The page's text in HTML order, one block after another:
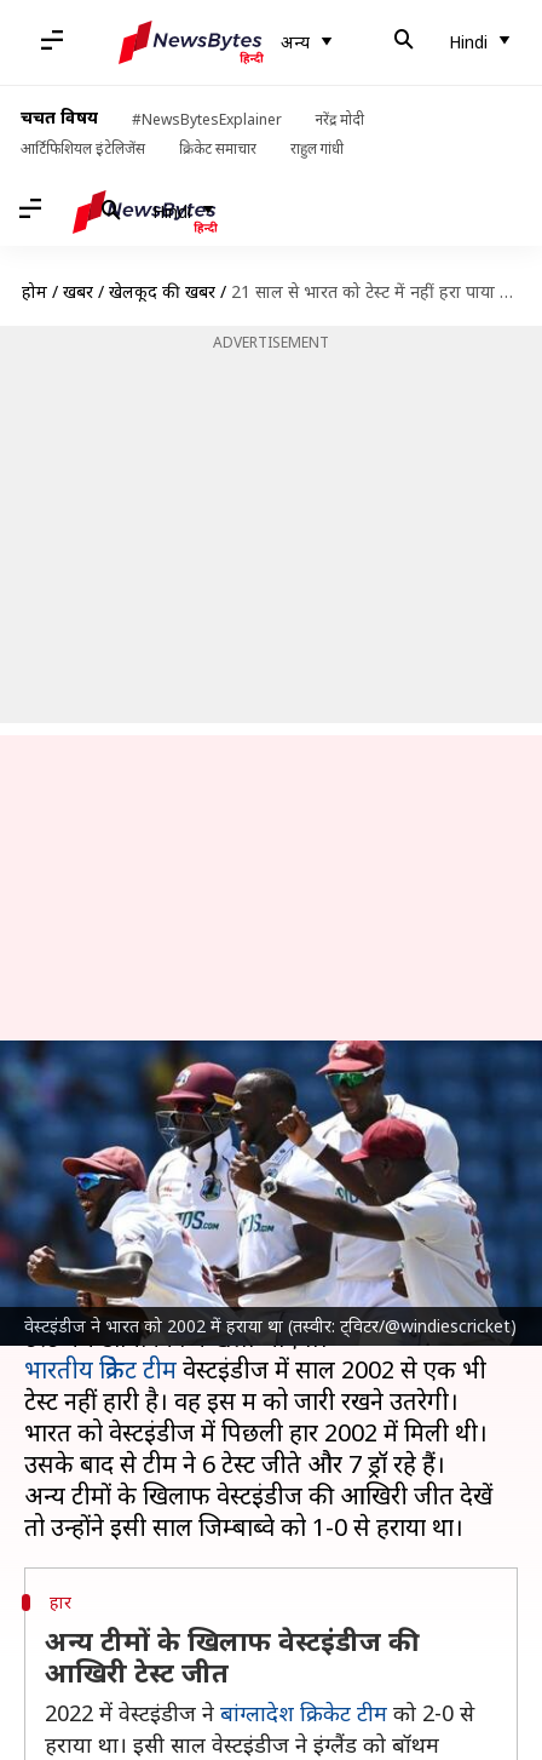
अन्य Hindi
चर्चित विषय #NewsBytesExplainer
नरेंद्र मोदी
आर्टिफिशियल इंटेलिजेंस
क्रिकेट समाचार राहुल गांधी
Hindi
होम / खबरें / खेलकूद की खबरें / 21 साल से भारत को टेस्ट में नहीं हरा पाया वेस्टइंडीज, जानिए अन्य टीमों का रिकॉर्ड
ADVERTISEMENT
वेस्टइंडीज ने भारत को 2002 में हराया था (तस्वीर: ट्विटर/@windiescricket)
21 साल से भारत को टेस्ट में नहीं हरा
पाया वेस्टइंडीज, जानिए अन्य टीमों
का रिकॉर्ड
लेखन रजत गुप्ता Jul 12, 2023 12:41 pm
क्या है खबर?
भारत औरवेस्टइंडीज क्रिकेट टीमके बीच आज से पहला
भारतीय क्रिकेट टीमवेस्टइंडीज में साल 2002 से एक भी
टेस्ट नहीं हारी है। वह इस क्रम को जारी रखने उतरेगी।
भारत को वेस्टइंडीज में पिछली हार 2002 में मिली थी।
उसके बाद से टीम ने 6 टेस्ट जीते और 7 ड्रॉ रहे हैं।
अन्य टीमों के खिलाफ वेस्टइंडीज की आखिरी जीत देखें
हार
अन्य टीमों के खिलाफ वेस्टइंडीज की
आखिरी टेस्ट जीत
2022 में वेस्टइंडीज ने बांग्लादेश क्रिकेट टीम को 2-0 से
हराया था। इसी साल वेस्टइंडीज ने इंग्लैंड को बॉथम